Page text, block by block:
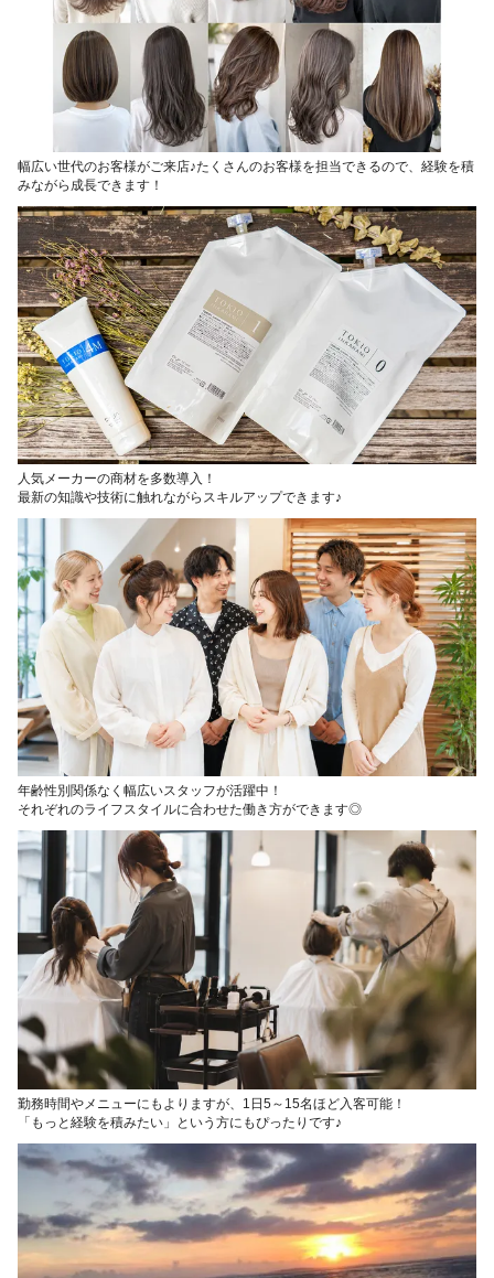
幅広い世代のお客様がご来店♪たくさんのお客様を担当できるので、経験を積
みながら成長できます！
人気メーカーの商材を多数導入！
最新の知識や技術に触れながらスキルアップできます♪
年齢性別関係なく幅広いスタッフが活躍中！
それぞれのライフスタイルに合わせた働き方ができます◎
勤務時間やメニューにもよりますが、1日5～15名ほど入客可能！
「もっと経験を積みたい」という方にもぴったりです♪